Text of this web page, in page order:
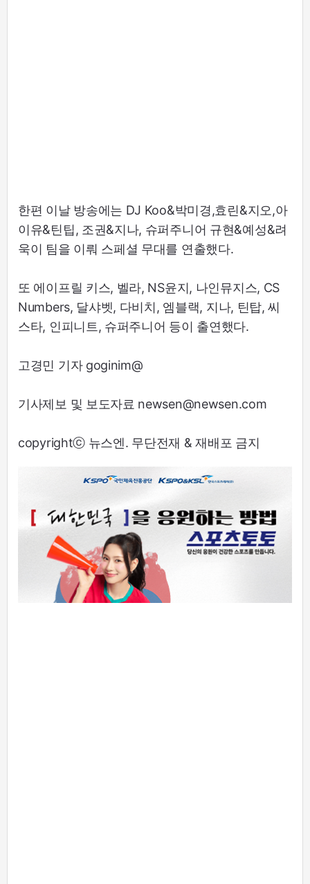
한편 이날 방송에는 DJ Koo&박미경,효린&지오,아
이유&틴팁, 조권&지나, 슈퍼주니어 규현&예성&려
욱이 팀을 이뤄 스페셜 무대를 연출했다.
또 에이프릴 키스, 벨라, NS윤지, 나인뮤지스, CS
Numbers, 달샤벳, 다비치, 엠블랙, 지나, 틴탑, 씨
스타, 인피니트, 슈퍼주니어 등이 출연했다.
고경민 기자 goginim@
기사제보 및 보도자료 newsen@newsen.com
copyrightⓒ 뉴스엔. 무단전재 & 재배포 금지